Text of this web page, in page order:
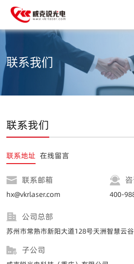
联系我们
联系我们
联系地址 在线留言
联系邮箱
hx@vkrlaser.com 400-
公司总部
苏州市常熟市新阳大道128号天洲智慧云
子公司